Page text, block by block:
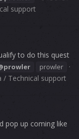
support
to do this quest
prowler
/ Technical support
pop up coming like